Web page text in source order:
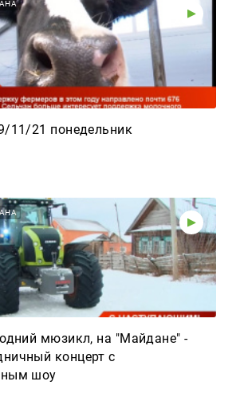
11/21 понедельник
мюзикл, на "Майдане" -
концерт с
шоу